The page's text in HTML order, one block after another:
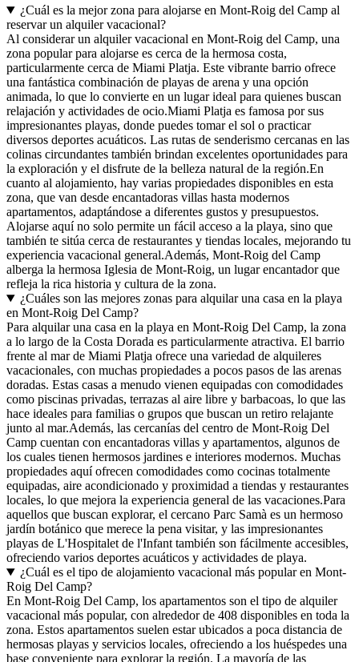
¿Cuál es la mejor zona para alojarse en Mont-Roig del Camp al
reservar un alquiler vacacional?
Al considerar un alquiler vacacional en Mont-Roig del Camp, una
zona popular para alojarse es cerca de la hermosa costa,
particularmente cerca de Miami Platja. Este vibrante barrio ofrece
una fantástica combinación de playas de arena y una opción
animada, lo que lo convierte en un lugar ideal para quienes buscan
relajación y actividades de ocio.Miami Platja es famosa por sus
impresionantes playas, donde puedes tomar el sol o practicar
diversos deportes acuáticos. Las rutas de senderismo cercanas en las
colinas circundantes también brindan excelentes oportunidades para
la exploración y el disfrute de la belleza natural de la región.En
cuanto al alojamiento, hay varias propiedades disponibles en esta
zona, que van desde encantadoras villas hasta modernos
apartamentos, adaptándose a diferentes gustos y presupuestos.
Alojarse aquí no solo permite un fácil acceso a la playa, sino que
también te sitúa cerca de restaurantes y tiendas locales, mejorando tu
experiencia vacacional general.Además, Mont-Roig del Camp
alberga la hermosa Iglesia de Mont-Roig, un lugar encantador que
refleja la rica historia y cultura de la zona.
¿Cuáles son las mejores zonas para alquilar una casa en la playa
en Mont-Roig Del Camp?
Para alquilar una casa en la playa en Mont-Roig Del Camp, la zona
a lo largo de la Costa Dorada es particularmente atractiva. El barrio
frente al mar de Miami Platja ofrece una variedad de alquileres
vacacionales, con muchas propiedades a pocos pasos de las arenas
doradas. Estas casas a menudo vienen equipadas con comodidades
como piscinas privadas, terrazas al aire libre y barbacoas, lo que las
hace ideales para familias o grupos que buscan un retiro relajante
junto al mar.Además, las cercanías del centro de Mont-Roig Del
Camp cuentan con encantadoras villas y apartamentos, algunos de
los cuales tienen hermosos jardines e interiores modernos. Muchas
propiedades aquí ofrecen comodidades como cocinas totalmente
equipadas, aire acondicionado y proximidad a tiendas y restaurantes
locales, lo que mejora la experiencia general de las vacaciones.Para
aquellos que buscan explorar, el cercano Parc Samà es un hermoso
jardín botánico que merece la pena visitar, y las impresionantes
playas de L'Hospitalet de l'Infant también son fácilmente accesibles,
ofreciendo varios deportes acuáticos y actividades de playa.
¿Cuál es el tipo de alojamiento vacacional más popular en Mont-
Roig Del Camp?
En Mont-Roig Del Camp, los apartamentos son el tipo de alquiler
vacacional más popular, con alrededor de 408 disponibles en toda la
zona. Estos apartamentos suelen estar ubicados a poca distancia de
hermosas playas y servicios locales, ofreciendo a los huéspedes una
base conveniente para explorar la región. La mayoría de las